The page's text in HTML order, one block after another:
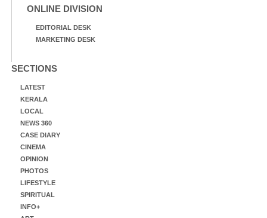
ONLINE DIVISION
EDITORIAL DESK
MARKETING DESK
SECTIONS
LATEST
KERALA
LOCAL
NEWS 360
CASE DIARY
CINEMA
OPINION
PHOTOS
LIFESTYLE
SPIRITUAL
INFO+